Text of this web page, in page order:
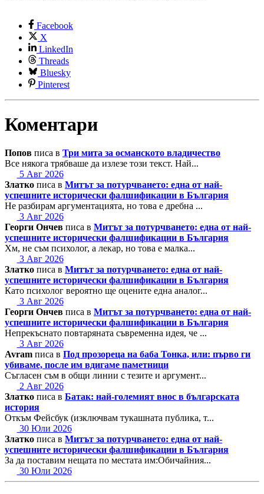
Facebook
X
LinkedIn
Threads
Bluesky
Pinterest
Коментари
Попов писа в Три мита за османското владичество
Все някога трябваше да излезе този текст. Най...
5 Авг 2026
Златко писа в Митът за потурчването: една от най-
успешните исторически фалшификации в България
Не разбирам аргументацията, но това е дребна ...
3 Авг 2026
Георги Ончев писа в Митът за потурчването: една от най-
успешните исторически фалшификации в България
Хм, не съм психолог, а лекар, но това е малка...
3 Авг 2026
Златко писа в Митът за потурчването: една от най-
успешните исторически фалшификации в България
Като психолог вероятно ще оцените една аналог...
3 Авг 2026
Георги Ончев писа в Митът за потурчването: една от най-
успешните исторически фалшификации в България
Непрекъснато повтаряната съвременна идея, че ...
3 Авг 2026
Avram писа в Под прозореца на баба Тонка, или: първо ги
убиваме, после им вдигаме паметници
Съгласен съм в общи линии с тезите и аргумент...
2 Авг 2026
Златко писа в Батак: най-големият внос в българската
история
Откъм Фейсбук (изключвам тукашната публика, т...
30 Юли 2026
Златко писа в Митът за потурчването: една от най-
успешните исторически фалшификации в България
За да поставим нещата по местата им:Обичайния...
30 Юли 2026